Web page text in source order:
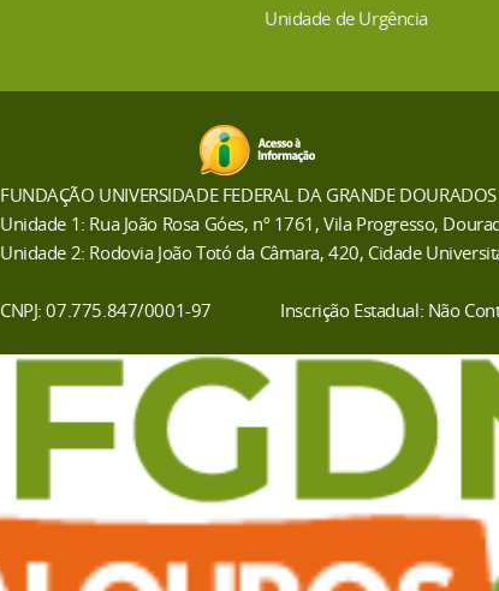
Unidade de Urgência
FUNDAÇÃO UNIVERSIDADE FEDERAL DA GRANDE DOURADOS
Unidade 1: Rua João Rosa Góes, nº 1761, Vila Progresso,
Unidade 2: Rodovia João Totó da Câmara, 420, Cidade
CNPJ: 07.775.847/0001-97 Inscrição Estadual: Não